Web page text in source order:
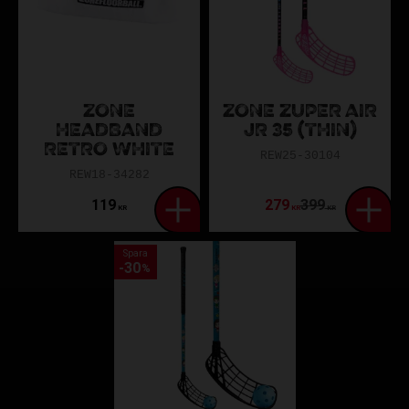
ZONE
HEADBAND
RETRO WHITE
119 KR
ZONE ZUPER AIR
JR 35 (THIN)
279KR399KR
Spara
30%